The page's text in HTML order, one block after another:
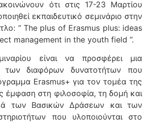
ότι στις 17-23 Μαρτίου
εκπαιδευτικό σεμινάριο στην
“ The plus of Erasmus plus: ideas
management in the youth field ”.
είναι να προσφέρει μια
των διαφόρων δυνατοτήτων που
Erasmus+ για τον τομέα της
έμφαση στη φιλοσοφία, τη δομή και
των Βασικών Δράσεων και των
που υλοποιούνται στο